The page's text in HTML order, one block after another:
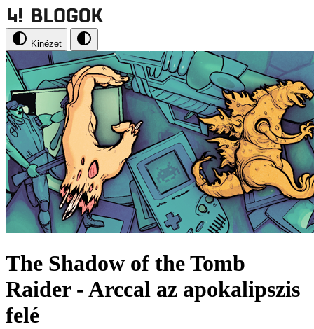
Kinézet
The Shadow of the Tomb
Raider - Arccal az apokalipszis
felé